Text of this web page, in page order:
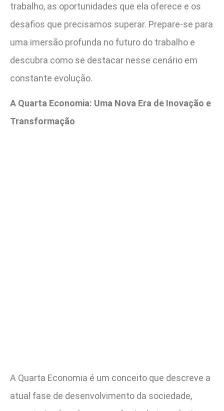
trabalho, as oportunidades que ela oferece e os
desafios que precisamos superar. Prepare-se para
uma imersão profunda no futuro do trabalho e
descubra como se destacar nesse cenário em
constante evolução.
A Quarta Economia: Uma Nova Era de Inovação e
Transformação
A Quarta Economia é um conceito que descreve a
atual fase de desenvolvimento da sociedade,